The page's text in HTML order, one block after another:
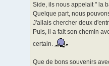
Side, ils nous appelait " la
Quelque part, nous
J'allais chercher deux
Puis, il a fait son chemin
certain.
Que de bons souvenirs